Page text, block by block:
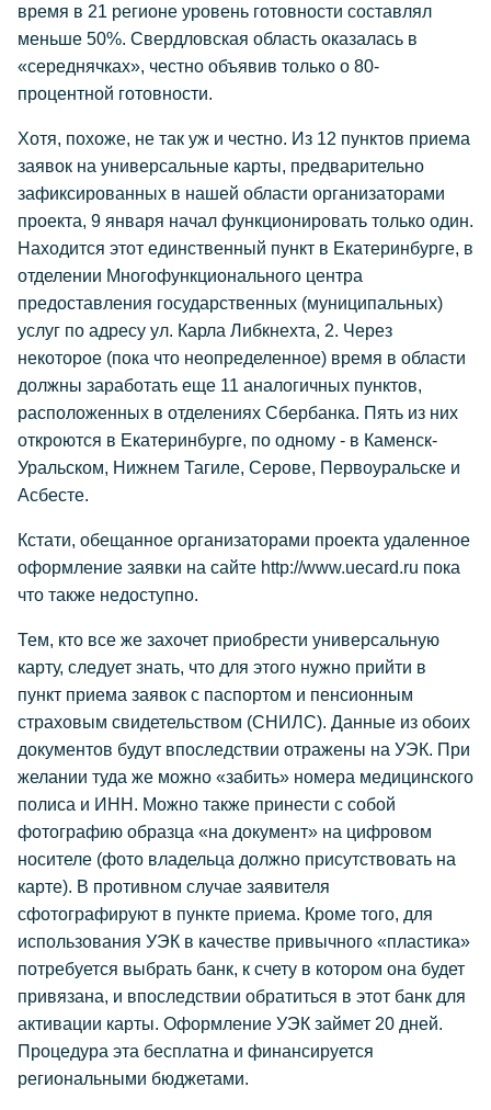
время в 21 регионе уровень готовности составлял
меньше 50%. Свердловская область оказалась в
«середнячках», честно объявив только о 80-
процентной готовности.
Хотя, похоже, не так уж и честно. Из 12 пунктов приема
заявок на универсальные карты, предварительно
зафиксированных в нашей области организаторами
проекта, 9 января начал функционировать только один.
Находится этот единственный пункт в Екатеринбурге, в
отделении Многофункционального центра
предоставления государственных (муниципальных)
услуг по адресу ул. Карла Либкнехта, 2. Через
некоторое (пока что неопределенное) время в области
должны заработать еще 11 аналогичных пунктов,
расположенных в отделениях Сбербанка. Пять из них
откроются в Екатеринбурге, по одному - в Каменск-
Уральском, Нижнем Тагиле, Серове, Первоуральске и
Асбесте.
Кстати, обещанное организаторами проекта удаленное
оформление заявки на сайте http://www.uecard.ru пока
что также недоступно.
Тем, кто все же захочет приобрести универсальную
карту, следует знать, что для этого нужно прийти в
пункт приема заявок с паспортом и пенсионным
страховым свидетельством (СНИЛС). Данные из обоих
документов будут впоследствии отражены на УЭК. При
желании туда же можно «забить» номера медицинского
полиса и ИНН. Можно также принести с собой
фотографию образца «на документ» на цифровом
носителе (фото владельца должно присутствовать на
карте). В противном случае заявителя
сфотографируют в пункте приема. Кроме того, для
использования УЭК в качестве привычного «пластика»
потребуется выбрать банк, к счету в котором она будет
привязана, и впоследствии обратиться в этот банк для
активации карты. Оформление УЭК займет 20 дней.
Процедура эта бесплатна и финансируется
региональными бюджетами.